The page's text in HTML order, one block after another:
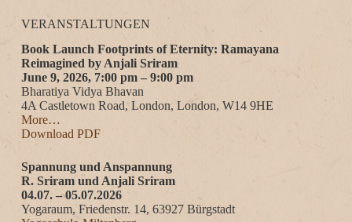
VERANSTALTUNGEN
Book Launch Footprints of Eternity: Ramayana
Reimagined by Anjali Sriram
June 9, 2026, 7:00 pm – 9:00 pm
Bharatiya Vidya Bhavan
4A Castletown Road, London, London, W14 9HE
More…
Download PDF
Spannung und Anspannung
R. Sriram und Anjali Sriram
04.07. – 05.07.2026
Yogaraum, Friedenstr. 14, 63927 Bürgstadt